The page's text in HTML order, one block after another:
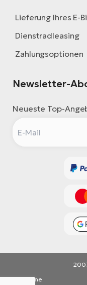
Lieferung Ihres E-
Dienstradleasing
Zahlungsoptionen
Newsletter-
Neueste Top-
Allgemeine